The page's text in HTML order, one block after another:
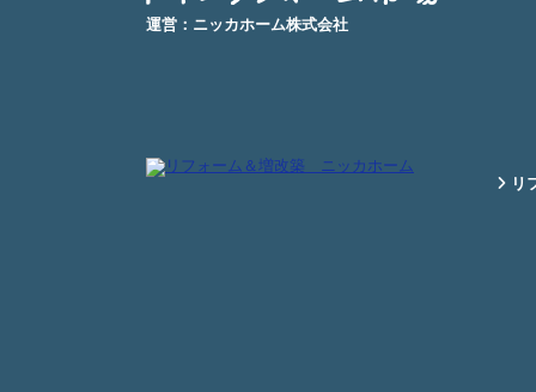
運営：ニッカホーム株式会社
リ